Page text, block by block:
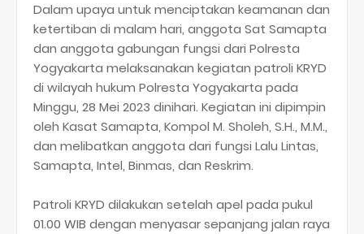
Dalam upaya untuk menciptakan keamanan dan
ketertiban di malam hari, anggota Sat Samapta
dan anggota gabungan fungsi dari Polresta
Yogyakarta melaksanakan kegiatan patroli KRYD
di wilayah hukum Polresta Yogyakarta pada
Minggu, 28 Mei 2023 dinihari. Kegiatan ini dipimpin
oleh Kasat Samapta, Kompol M. Sholeh, S.H., M.M.,
dan melibatkan anggota dari fungsi Lalu Lintas,
Samapta, Intel, Binmas, dan Reskrim.
Patroli KRYD dilakukan setelah apel pada pukul
01.00 WIB dengan menyasar sepanjang jalan raya